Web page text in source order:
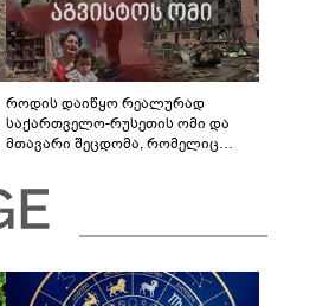
როდის დაიწყო რეალურად
საქართველო-რუსეთის ომი და
მთავარი შეცდომა, რომელიც